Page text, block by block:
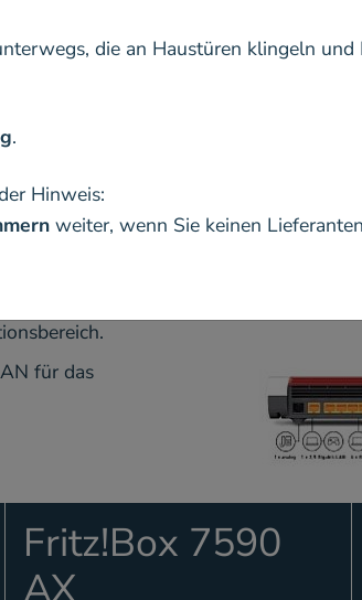
die an Haustüren klingeln
.
Hinweis:
weiter, wenn Sie keinen
Kabel-
für das
Fritz!Box 7590